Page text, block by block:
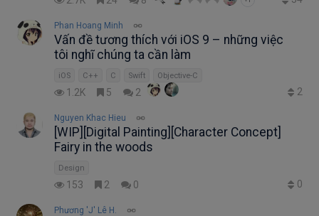
Phan Hoang Minh
Vấn đề tương thích với iOS 9 – những việc
tôi nghĩ chúng ta cần làm
iOS C++ C Swift Objective-C
1.2K 5 2 2
Nguyen Khac Hieu
[WIP][Digital Painting][Character Concept]
Fairy in the woods
Design
153 2 0 0
Phương 'J' Lê H.